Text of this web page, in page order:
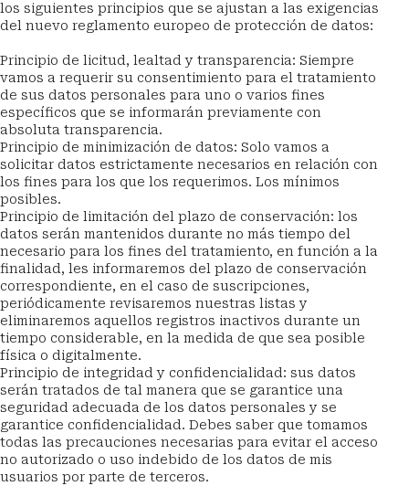
los siguientes principios que se ajustan a las exigencias
del nuevo reglamento europeo de protección de datos:
Principio de licitud, lealtad y transparencia: Siempre
vamos a requerir su consentimiento para el tratamiento
de sus datos personales para uno o varios fines
específicos que se informarán previamente con
absoluta transparencia.
Principio de minimización de datos: Solo vamos a
solicitar datos estrictamente necesarios en relación con
los fines para los que los requerimos. Los mínimos
posibles.
Principio de limitación del plazo de conservación: los
datos serán mantenidos durante no más tiempo del
necesario para los fines del tratamiento, en función a la
finalidad, les informaremos del plazo de conservación
correspondiente, en el caso de suscripciones,
periódicamente revisaremos nuestras listas y
eliminaremos aquellos registros inactivos durante un
tiempo considerable, en la medida de que sea posible
física o digitalmente.
Principio de integridad y confidencialidad: sus datos
serán tratados de tal manera que se garantice una
seguridad adecuada de los datos personales y se
garantice confidencialidad. Debes saber que tomamos
todas las precauciones necesarias para evitar el acceso
no autorizado o uso indebido de los datos de mis
usuarios por parte de terceros.